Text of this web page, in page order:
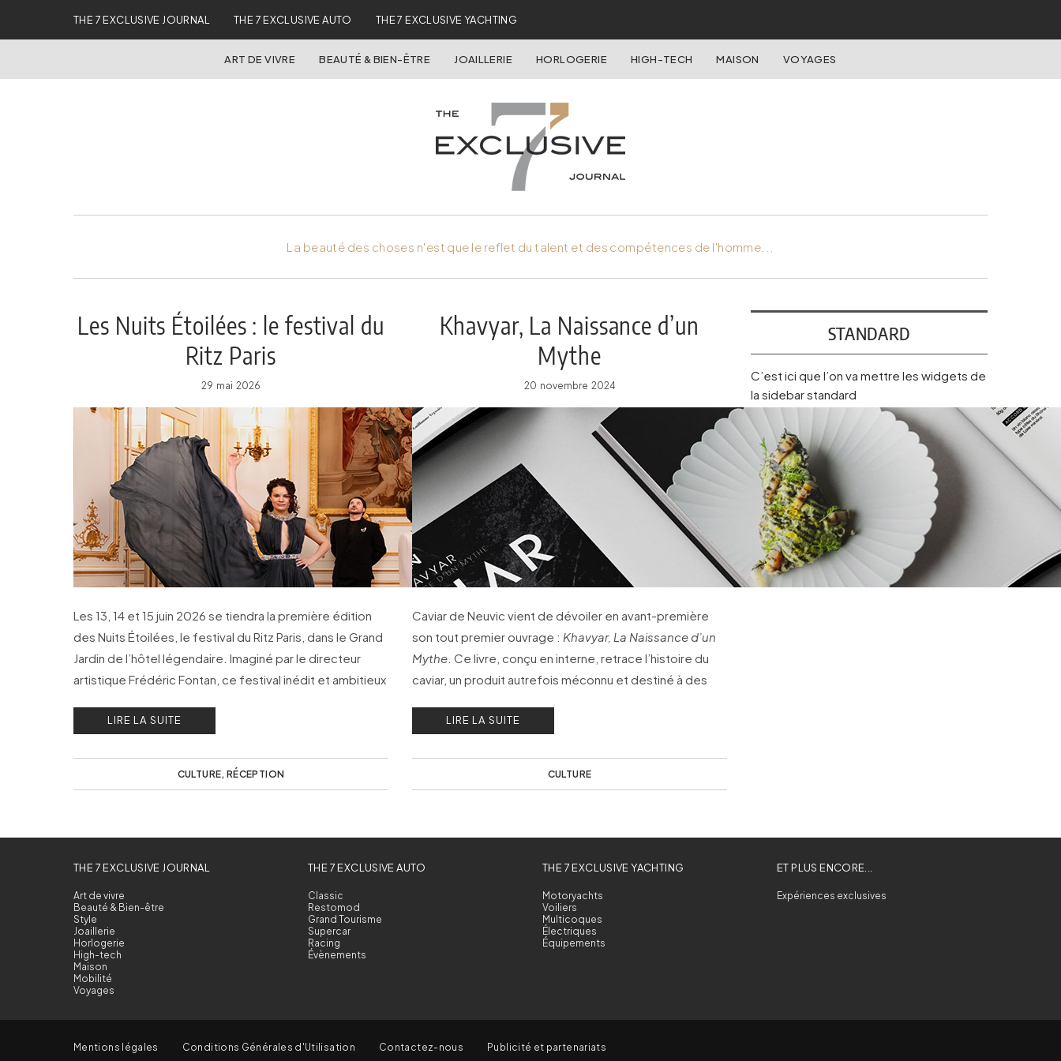
THE 7 EXCLUSIVE JOURNAL THE 7 EXCLUSIVE AUTO THE 7 EXCLUSIVE YACHTING
ART DE VIVRE BEAUTÉ & BIEN-ÊTRE JOAILLERIE HORLOGERIE HIGH-TECH MAISON VOYAGES
La beauté des choses n'est que le reflet du talent et des compétences de l'homme...
Les Nuits Étoilées : le festival du
Ritz Paris
29 mai 2026
Les 13, 14 et 15 juin 2026 se tiendra la première édition
des Nuits Étoilées, le festival du Ritz Paris, dans le Grand
Jardin de l’hôtel légendaire. Imaginé par le directeur
artistique Frédéric Fontan, ce festival inédit et ambitieux
LIRE LA SUITE
CULTURE, RÉCEPTION
Khavyar, La Naissance d’un
Mythe
20 novembre 2024
Caviar de Neuvic vient de dévoiler en avant-première
son tout premier ouvrage : Khavyar, La Naissance d’un
Mythe . Ce livre, conçu en interne, retrace l’histoire du
caviar, un produit autrefois méconnu et destiné à des
LIRE LA SUITE
CULTURE
STANDARD
C’est ici que l’on va mettre les widgets de
la sidebar standard
THE 7 EXCLUSIVE JOURNAL
Art de vivre
Beauté & Bien-être
Style
Joaillerie
Horlogerie
High-tech
Maison
Mobilité
Voyages
THE 7 EXCLUSIVE AUTO
Classic
Restomod
Grand Tourisme
Supercar
Racing
Évènements
THE 7 EXCLUSIVE YACHTING
Motoryachts
Voiliers
Multicoques
Électriques
Équipements
ET PLUS ENCORE...
Expériences exclusives
Mentions légales Conditions Générales d'Utilisation Contactez-nous Publicité et partenariats